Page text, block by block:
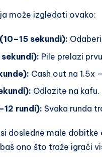
može izgledati ovako:
sekundi):
Pile prelazi
Cash out na 1.5x
Odlazite na kafu.
rundi): Svaka runda
dosledne male
ono što traže igrači